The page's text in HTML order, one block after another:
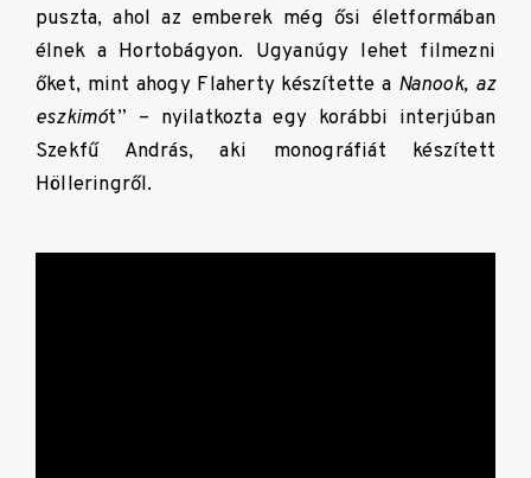
puszta, ahol az emberek még ősi életformában
élnek a Hortobágyon. Ugyanúgy lehet filmezni
őket, mint ahogy Flaherty készítette a Nanook, az
eszkimót” – nyilatkozta egy korábbi interjúban
Szekfű András, aki monográfiát készített
Hölleringről.